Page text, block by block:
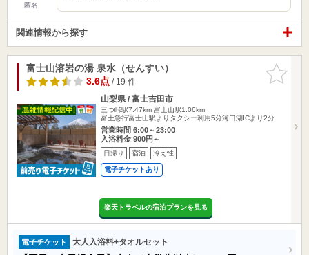
匿名
関連情報から探す
お気に入
りに追加
富士山溶岩の湯 泉水（せんすい）
3.6点/ 19 件
山梨県 / 富士吉田市
三つ峠駅7.47km 富士山駅1.06km
富士急行富士山駅よりタクシー利用5分河口湖ICより2分
営業時間 6:00～23:00
入浴料金 900円～
日帰り 宿泊 冷え性
電子チケットあり
楽天トラベルの宿泊プランを見る
電子チケット 大人入浴料+タオルセット